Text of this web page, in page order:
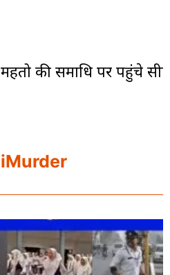
की समाधि पर पहुंचे सीएम